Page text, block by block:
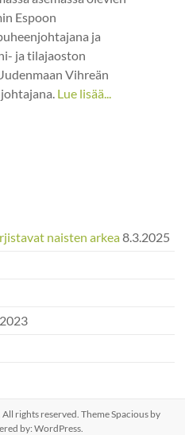
Espoon
ja
ja tilajaoston
Vihreän
Lue lisää...
naisten arkea8.3.2025
All rights reserved. ThemeSpaciousby
by:WordPress.